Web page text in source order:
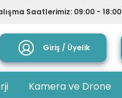
Saatlerimiz: 09:00 - 18:00
Giriş / Üyelik
Kamera ve Drone